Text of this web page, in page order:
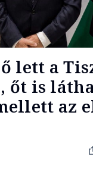
lett a
őt is
az